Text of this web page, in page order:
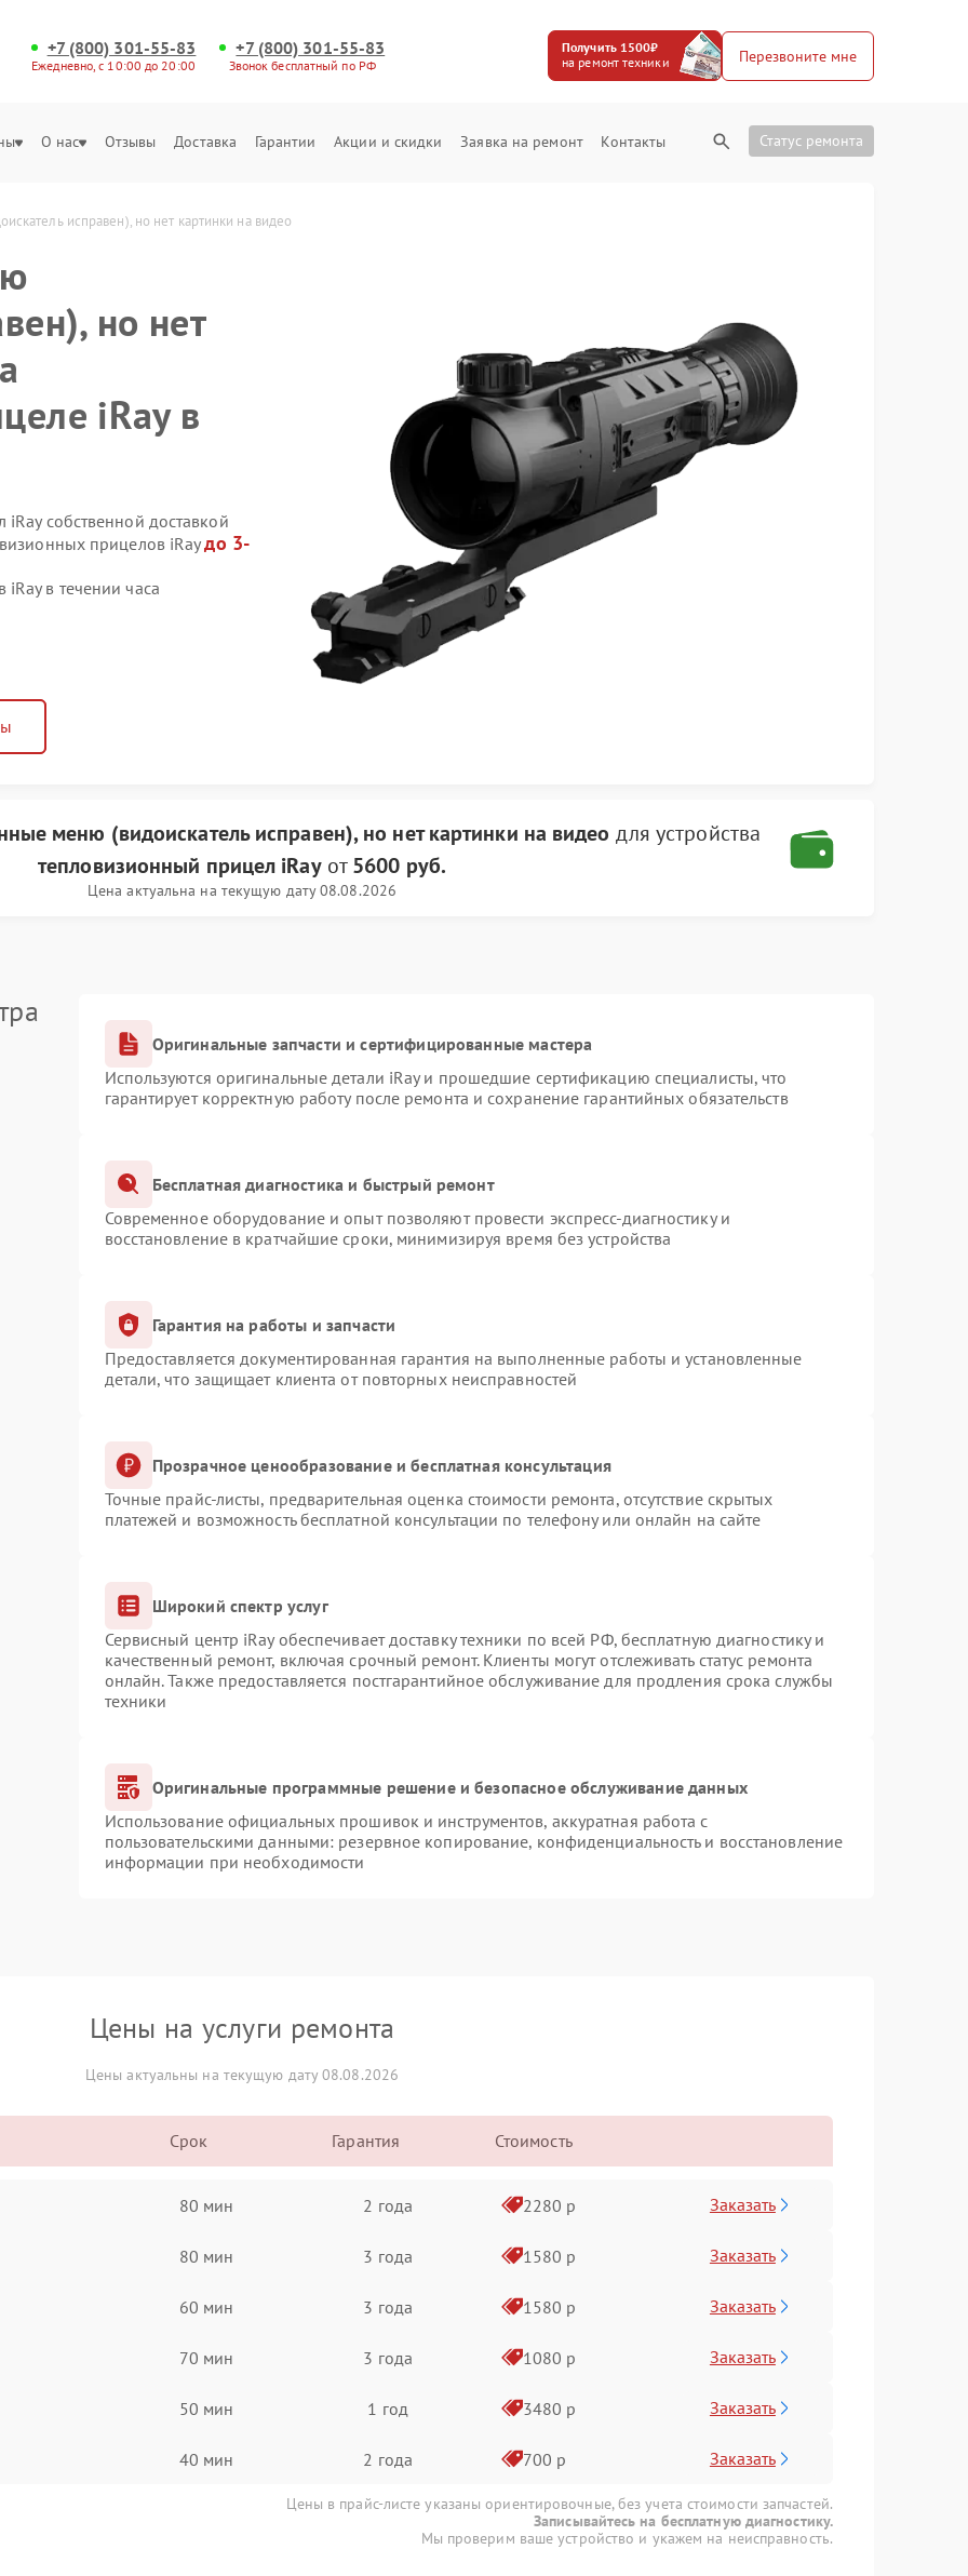
+7 (800) 301-55-83
Ежедневно, с 10:00 до 20:00
+7 (800) 301-55-83
Звонок бесплатный по РФ
Получить 1500₽
на ремонт техники
Перезвоните мне
О нас Отзывы Доставка Гарантии Акции и скидки Заявка на ремонт Контакты Статус ремонта
исправен), но нет картинки на видео
но нет
iRay в
собственной доставкой
прицелов iRayдо 3-
в течении часа
меню (видоискатель исправен), но нет картинки на видео для устройства
тепловизионный прицел iRayот5600 руб.
Цена актуальна на текущую дату 08.08.2026
Оригинальные запчасти и сертифицированные мастера
Используются оригинальные детали iRay и прошедшие сертификацию специалисты, что
гарантирует корректную работу после ремонта и сохранение гарантийных обязательств
Бесплатная диагностика и быстрый ремонт
Современное оборудование и опыт позволяют провести экспресс-диагностику и
восстановление в кратчайшие сроки, минимизируя время без устройства
Гарантия на работы и запчасти
Предоставляется документированная гарантия на выполненные работы и установленные
детали, что защищает клиента от повторных неисправностей
Прозрачное ценообразование и бесплатная консультация
Точные прайс-листы, предварительная оценка стоимости ремонта, отсутствие скрытых
платежей и возможность бесплатной консультации по телефону или онлайн на сайте
Широкий спектр услуг
Сервисный центр iRay обеспечивает доставку техники по всей РФ, бесплатную диагностику и
качественный ремонт, включая срочный ремонт. Клиенты могут отслеживать статус ремонта
онлайн. Также предоставляется постгарантийное обслуживание для продления срока службы
техники
Оригинальные программные решение и безопасное обслуживание данных
Использование официальных прошивок и инструментов, аккуратная работа с
пользовательскими данными: резервное копирование, конфиденциальность и восстановление
информации при необходимости
Цены на услуги ремонта
Цены актуальны на текущую дату 08.08.2026
Срок Гарантия Стоимость
80 мин 2 года 2280 р Заказать
80 мин 3 года 1580 р Заказать
60 мин 3 года 1580 р Заказать
70 мин 3 года 1080 р Заказать
50 мин 1 год 3480 р Заказать
40 мин 2 года 700 р Заказать
Цены в прайс-листе указаны ориентировочные, без учета стоимости запчастей.
Записывайтесь на бесплатную диагностику.
Мы проверим ваше устройство и укажем на неисправность.